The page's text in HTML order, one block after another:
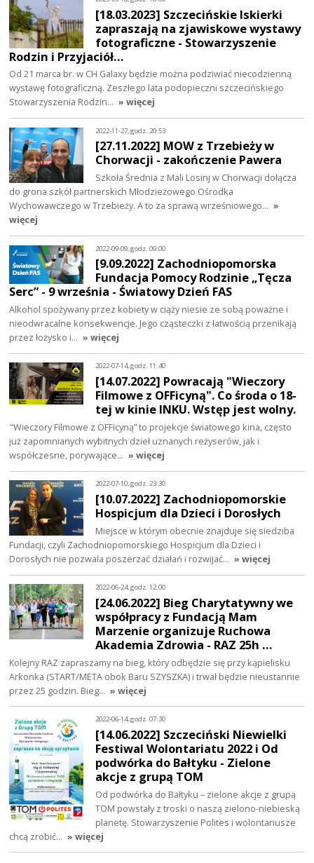
[18.03.2023] Szczecińskie Iskierki
zapraszają na zjawiskowe wystawy
fotograficzne - Stowarzyszenie
Rodzin i Przyjaciół…
Od 21 marca br. w CH Galaxy będzie można podziwiać niecodzienną
wystawę fotograficzną. Zeszłego lata podopieczni szczecińskiego
Stowarzyszenia Rodzin… » więcej
2022-11-27, godz. 20:53
[27.11.2022] MOW z Trzebieży w
Chorwacji - zakończenie Pawera
Szkoła Średnia z Mali Losinj w Chorwacji dołącza
do grona szkół partnerskich Młodzieżowego Ośrodka
Wychowawczego w Trzebieży. A to za sprawą wrześniowego… »
więcej
2022-09-09, godz. 09:00
[9.09.2022] Zachodniopomorska
Fundacja Pomocy Rodzinie „Tęcza
Serc” - 9 września - Światowy Dzień FAS
Alkohol spożywany przez kobiety w ciąży niesie ze sobą poważne i
nieodwracalne konsekwencje. Jego cząsteczki z łatwością przenikają
przez łożysko i… » więcej
2022-07-14, godz. 11:40
[14.07.2022] Powracają "Wieczory
Filmowe z OFFicyną". Co środa o 18-
tej w kinie INKU. Wstęp jest wolny.
"Wieczory Filmowe z OFFicyną” to projekcje światowego kina, często
już zapomnianych wybitnych dzieł uznanych reżyserów, jak i
współczesne, porywające… » więcej
2022-07-10, godz. 23:30
[10.07.2022] Zachodniopomorskie
Hospicjum dla Dzieci i Dorosłych
Miejsce w którym obecnie znajduje się siedziba
Fundacji, czyli Zachodniopomorskiego Hospicjum dla Dzieci i
Dorosłych nie pozwala poszerzać działań i rozwijać… » więcej
2022-06-24, godz. 12:00
[24.06.2022] Bieg Charytatywny we
współpracy z Fundacją Mam
Marzenie organizuje Ruchowa
Akademia Zdrowia - RAZ 25h …
Kolejny RAZ zapraszamy na bieg, który odbędzie się przy kąpielisku
Arkonka (START/META obok Baru SZYSZKA) i trwał będzie nieustannie
przez 25 godzin. Bieg… » więcej
2022-06-14, godz. 07:30
[14.06.2022] Szczeciński Niewielki
Festiwal Wolontariatu 2022 i Od
podwórka do Bałtyku - Zielone
akcje z grupą TOM
Od podwórka do Bałtyku – zielone akcje z grupą
TOM powstały z troski o naszą zielono-niebieską
planetę. Stowarzyszenie Polites i wolontariusze
chcą zrobić… » więcej